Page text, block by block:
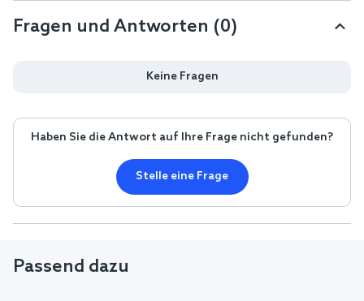
Fragen und Antworten (0)
Keine Fragen
Haben Sie die Antwort auf Ihre Frage nicht gefunden?
Stelle eine Frage
Passend dazu